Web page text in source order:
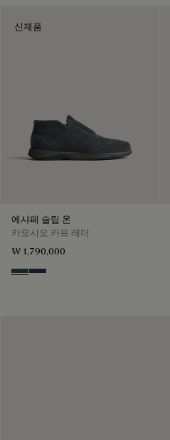
신제품
에샤페 슬립 온
카모시오 카프 레더
₩ 1,790,000
Asphalt
Blu